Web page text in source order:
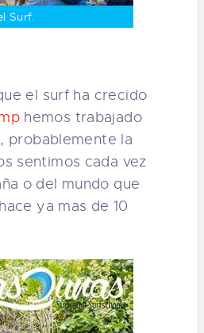
Surf.
el surf ha crecido
hemos trabajado
probablemente la
sentimos cada vez
o del mundo que
ya mas de 10